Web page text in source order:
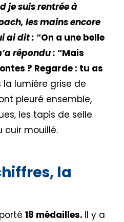
je suis rentrée à
les mains encore
ai dit : “On a une belle
répondu : “Mais
? Regarde : tu as
la lumière grise de
pleuré ensemble,
les tapis de selle
cuir mouillé.
la
18 médailles. Il y a